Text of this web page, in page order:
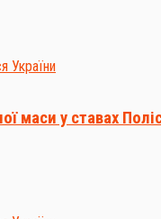
маси у ставах